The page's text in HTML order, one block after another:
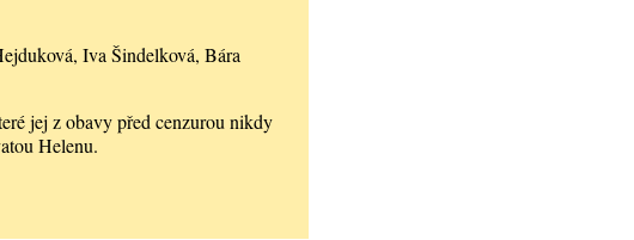
Iva Šindelková, Bára
jej z obavy před cenzurou nikdy
Helenu.